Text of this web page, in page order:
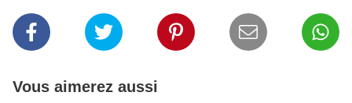
Vous aimerez aussi